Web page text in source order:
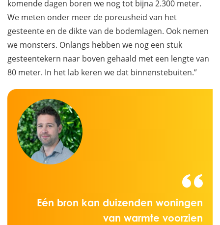
komende dagen boren we nog tot bijna 2.300 meter.
We meten onder meer de poreusheid van het
gesteente en de dikte van de bodemlagen. Ook nemen
we monsters. Onlangs hebben we nog een stuk
gesteentekern naar boven gehaald met een lengte van
80 meter. In het lab keren we dat binnenstebuiten.”
Eén bron kan duizenden woningen
van warmte voorzien